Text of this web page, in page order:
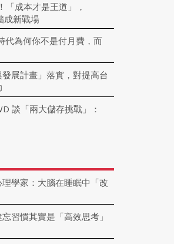
「成本才是王道」，
成新戰場
代為何你不是付月費，而
發展計畫」落實，對提高台
談「兩大儲存挑戰」：
學家：大腦在睡眠中「改
習慣其實是「高效思考」